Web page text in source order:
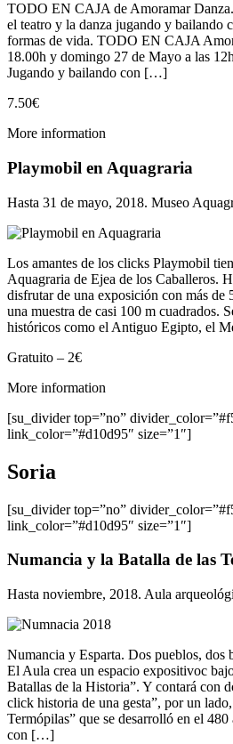
TODO EN CAJA de Amoramar
el teatro y la danza jugando y bailando
formas de vida. TODO EN CAJA
18.00h y domingo 27 de Mayo a las
Jugando y bailando con […]
7.50€
More information
Playmobil en Aquagraria
Hasta 31 de mayo, 2018. Museo
Los amantes de los clicks Playmobil
Aquagraria de Ejea de los Caballeros.
disfrutar de una exposición con más de
una muestra de casi 100 m cuadrados.
históricos como el Antiguo Egipto, el
Gratuito – 2€
More information
[su_divider top=”no”
link_color=”#d10d95″ size=”1″]
Soria
[su_divider top=”no”
link_color=”#d10d95″ size=”1″]
Numancia y la Batalla de las
Hasta noviembre, 2018. Aula
Numancia y Esparta. Dos pueblos, dos
El Aula crea un espacio expositivoc
Batallas de la Historia”. Y contará con
click historia de una gesta”, por un
Termópilas” que se desarrolló en el
con […]